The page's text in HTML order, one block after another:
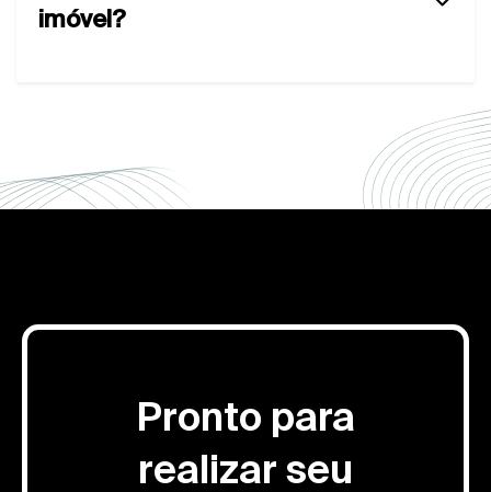
imóvel?
Pronto para
realizar seu